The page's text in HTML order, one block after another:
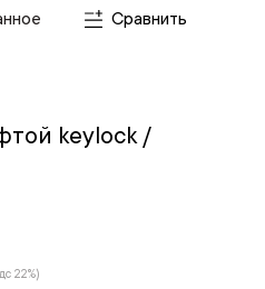
Сравнить
keylock /
22%)